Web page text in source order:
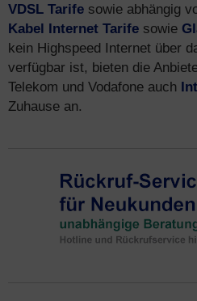
VDSL Tarife sowie abhängig
Kabel Internet Tarife sowie
kein Highspeed Internet über
verfügbar ist, bieten die
Telekom und Vodafone auch
Zuhause an.